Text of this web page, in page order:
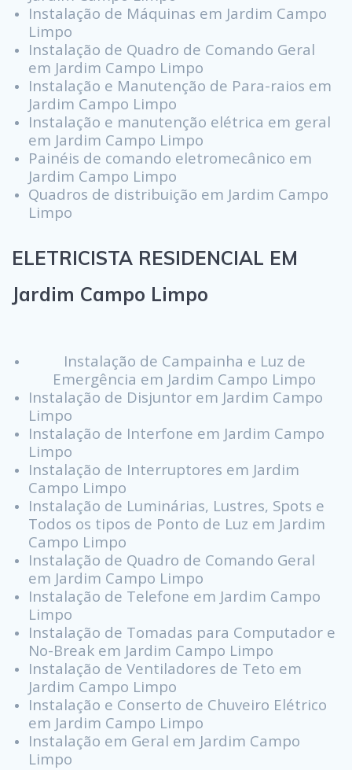
Instalação de Máquinas em Jardim Campo
Limpo
Instalação de Quadro de Comando Geral
em Jardim Campo Limpo
Instalação e Manutenção de Para-raios em
Jardim Campo Limpo
Instalação e manutenção elétrica em geral
em Jardim Campo Limpo
Painéis de comando eletromecânico em
Jardim Campo Limpo
Quadros de distribuição em Jardim Campo
Limpo
ELETRICISTA RESIDENCIAL EM
Jardim Campo Limpo
Instalação de Campainha e Luz de
Emergência em Jardim Campo Limpo
Instalação de Disjuntor em Jardim Campo
Limpo
Instalação de Interfone em Jardim Campo
Limpo
Instalação de Interruptores em Jardim
Campo Limpo
Instalação de Luminárias, Lustres, Spots e
Todos os tipos de Ponto de Luz em Jardim
Campo Limpo
Instalação de Quadro de Comando Geral
em Jardim Campo Limpo
Instalação de Telefone em Jardim Campo
Limpo
Instalação de Tomadas para Computador e
No-Break em Jardim Campo Limpo
Instalação de Ventiladores de Teto em
Jardim Campo Limpo
Instalação e Conserto de Chuveiro Elétrico
em Jardim Campo Limpo
Instalação em Geral em Jardim Campo
Limpo